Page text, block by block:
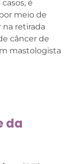
é
meio de
retirada
câncer de
mastologista
da